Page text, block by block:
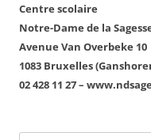
Centre scolaire
Notre-Dame de la
Avenue Van Overbeke 10
1083 Bruxelles
02 428 11 27 –